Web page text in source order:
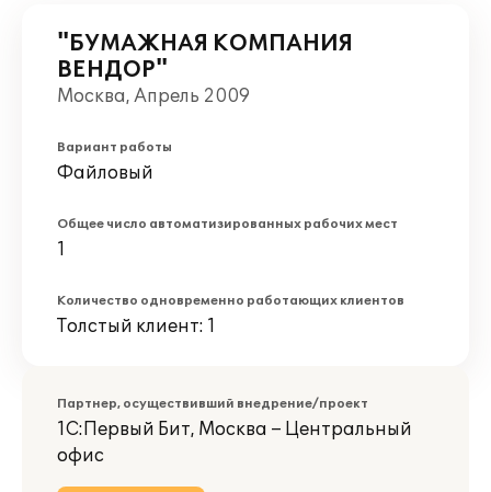
"БУМАЖНАЯ КОМПАНИЯ
ВЕНДОР"
Москва, Апрель 2009
Вариант работы
Файловый
Общее число автоматизированных рабочих мест
1
Количество одновременно работающих клиентов
Толстый клиент: 1
Партнер, осуществивший внедрение/проект
1С:Первый Бит, Москва – Центральный
офис